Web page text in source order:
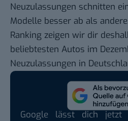
Neuzulassungen schnitten
Modelle besser ab als
Ranking zeigen wir dir
beliebtesten Autos im
Neuzulassungen in
Google lässt dich jetzt